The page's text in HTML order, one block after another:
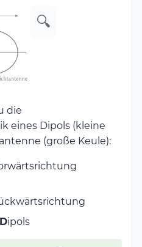
🔍
die
eines Dipols (kleine
(große Keule):
Dipols